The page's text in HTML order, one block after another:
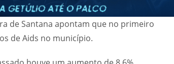
de Santana apontam que no primeiro
de Aids no município.